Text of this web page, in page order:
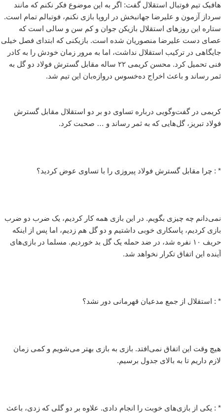
هافبک تیم فوتبال استقلال گفت: اگر به این موضوع فکر نکنم که مانند
سرداز آزمون و علیرضا جهانبخش در اروپا بازی نکنم، فوتبالم تمام است.
ستاره این روزهای استقلال بازیکن جوان و کم سن و سالی است که
عصای دست علیرضا منصوریان شده است. بازیکنی که ابتدای فصل خیلی
جایگاهی در ترکیب استقلال نداشت، اما به مرور زمان خودش را به کادر
فنی تحمیل کرد. محسن کریمی ۲۲ ساله مقابل گسترش فولاد دو گل به
ثمر رساند و باعث اخراج ده‌خسوس دروازه‌بان این تیم شد.
کریمی در گفت‌وگویی درباره تساوی دو بر دو استقلال مقابل گسترش
فولاد تبریز، گل‌هایی که به ثمر رساند و … صحبت‌ کرد.
* : چرا مقابل گسترش فولاد پیروزی را با تساوی عوض کردید؟
نمی‌دانم چه چیزی بگویم. در این بازی همه کار کردیم، یک ضرب دو ضرب
بازی کردیم، پاسکاری‌ خوبی داشتیم و دو گل هم زدیم، اما پس از اینکه
حریف ۱۰ نفره شد، در ضد حمله یک گل بد خوردیم. مسلما در بازی‌های
آینده این اتفاق تکرار نخواهد شد.
* : استقلال از جمع مدعیان قهرمانی دور نشد؟
هیچ وقت این اتفاق نمی‌افتد. بازی به بازی بهتر می‌شویم و کمی زمان
لازم داریم تا به بالای جدول برسیم.
* : یکی از بازی‌های خوبت را انجام دادی. علاوه بر دو گلی که زدی، باعث